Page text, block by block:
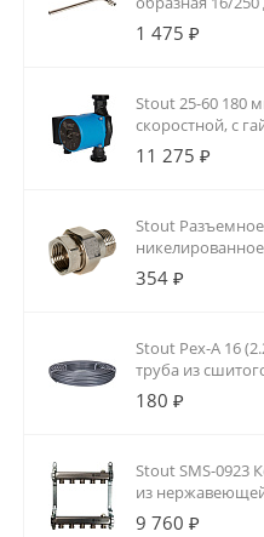
полиэтилена
1 475 ₽
Stout 25-60 180
скоростной, с
11 275 ₽
Stout
354 ₽
Stout Pex-A 16
труба из
180 ₽
Stout SMS-0923
из
разводки
9 760 ₽